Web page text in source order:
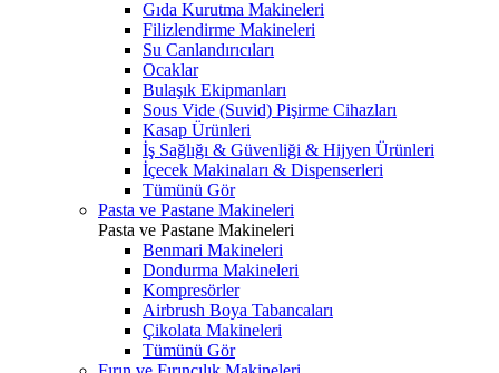
Gıda Kurutma Makineleri
Filizlendirme Makineleri
Su Canlandırıcıları
Ocaklar
Bulaşık Ekipmanları
Sous Vide (Suvid) Pişirme Cihazları
Kasap Ürünleri
İş Sağlığı & Güvenliği & Hijyen Ürünleri
İçecek Makinaları & Dispenserleri
Tümünü Gör
Pasta ve Pastane Makineleri
Pasta ve Pastane Makineleri
Benmari Makineleri
Dondurma Makineleri
Kompresörler
Airbrush Boya Tabancaları
Çikolata Makineleri
Tümünü Gör